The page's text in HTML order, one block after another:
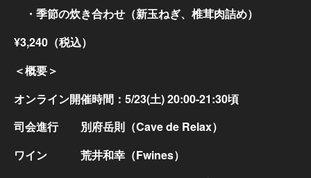
・季節の炊き合わせ（新玉ねぎ、椎茸肉詰め）
¥3,240（税込）
＜概要＞
オンライン開催時間：5/23(土) 20:00-21:30頃
司会進行 別府岳則（Cave de Relax）
ワイン 荒井和幸（Fwines）